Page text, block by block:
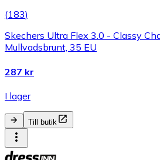
(183)
Skechers Ultra Flex 3.0 - Classy
Mullvadsbrunt, 35 EU
287 kr
I lager
Till butik